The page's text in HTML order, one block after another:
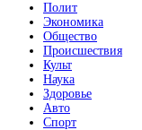
Полит
Экономика
Общество
Происшествия
Культ
Наука
Здоровье
Авто
Спорт